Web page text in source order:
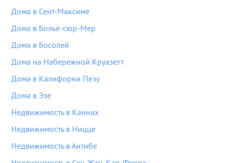
Дома в Сент-Максиме
Дома в Больё-сюр-Мер
Дома в Босолей
Дома на Набережной Круазетт
Дома в Калифорни Пезу
Дома в Эзе
Недвижимость в Каннах
Недвижимость в Ницце
Недвижимость в Антибе